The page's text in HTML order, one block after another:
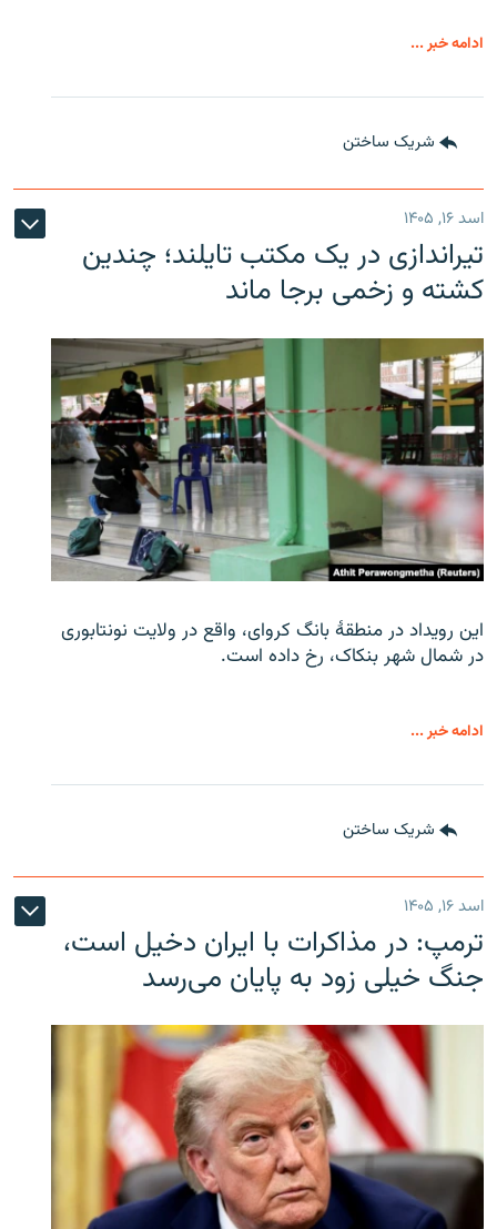
ادامه خبر ...
شریک ساختن
اسد ۱۶, ۱۴۰۵
تیراندازی در یک مکتب تایلند؛ چندین
کشته و زخمی برجا ماند
این رویداد در منطقۀ بانگ کروای، واقع در ولایت نونتابوری
در شمال شهر بنکاک، رخ داده است.
ادامه خبر ...
شریک ساختن
اسد ۱۶, ۱۴۰۵
ترمپ: در مذاکرات با ایران دخیل است،
جنگ خیلی زود به پایان می‌رسد